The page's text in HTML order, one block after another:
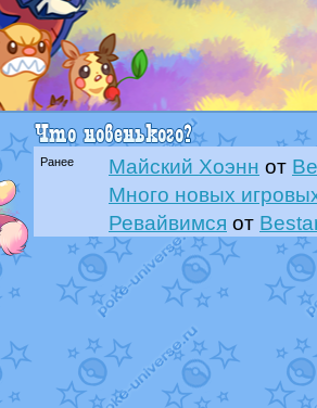
Ранее Майский Хоэнн от
Много новых
Ревайвимся от
Всё, трындец
Технические
доброе утро славяне
Йолда и Мимикью
от
Недовольный
The Dark Wishmaker